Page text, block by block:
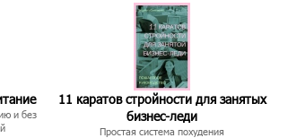
и без
11 каратов стройности для занятых
бизнес-леди
Простая система похудения